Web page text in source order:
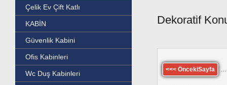
Çelik Ev Çift Katlı
KABİN
Güvenlik Kabini
Ofis Kabinleri
Wc Duş Kabinleri
Dekoratif
<<< ÖncekiSayfa